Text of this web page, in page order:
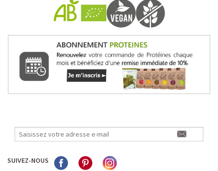
Pour les accros au chocolat qui veulent booster leurs
journées avec goût et équilibre.
Mocha Glacé Protéiné
🍵 MATCHA LATTE GLACÉ
SUIVEZ-NOUS